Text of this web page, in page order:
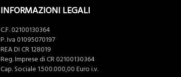
INFORMAZIONI LEGALI
C.F. 02100130364
P. Iva 01095070197
REA DI CR 128019
Reg. Imprese di CR 02100130364
Cap. Sociale 1.500.000,00 Euro i.v.